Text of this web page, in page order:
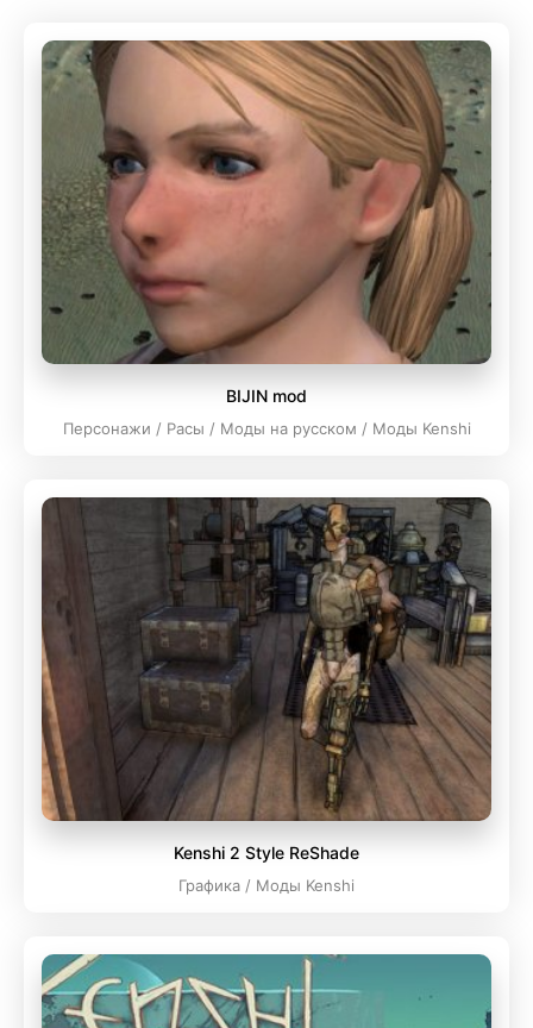
BIJIN mod
Персонажи / Расы / Моды на русском / Моды Kenshi
Kenshi 2 Style ReShade
Графика / Моды Kenshi